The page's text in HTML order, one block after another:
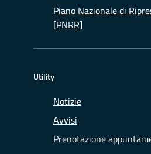
Piano Nazionale di
[PNRR]
Utility
Notizie
Avvisi
Prenotazione